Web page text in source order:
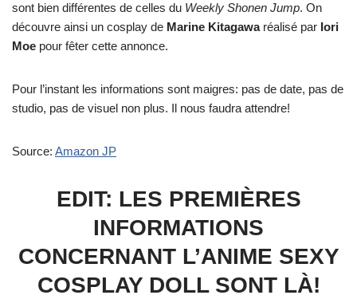
sont bien différentes de celles du Weekly Shonen Jump. On
découvre ainsi un cosplay de Marine Kitagawaréalisé par Iori
Moe pour fêter cette annonce.
Pour l’instant les informations sont maigres: pas de date, pas de
studio, pas de visuel non plus. Il nous faudra attendre!
Source: Amazon JP
EDIT: LES PREMIÈRES
INFORMATIONS
CONCERNANT L’ANIME SEXY
COSPLAY DOLL SONT LÀ!